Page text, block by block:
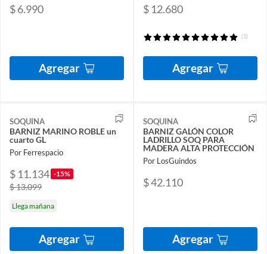
$ 6.990
Agregar
$ 12.680
(1)
Agregar
SOQUINA
BARNIZ MARINO ROBLE un
cuarto GL
Por Ferrespacio
$ 11.134 -15%
$ 13.099
Llega mañana
Agregar
SOQUINA
BARNIZ GALÓN COLOR
LADRILLO SOQ PARA
MADERA ALTA PROTECCIÓN
Por LosGuindos
$ 42.110
Agregar